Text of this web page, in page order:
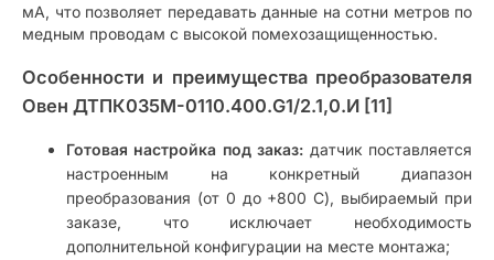
мА, что позволяет передавать данные на сотни метров по
медным проводам с высокой помехозащищенностью.
Особенности и преимущества преобразователя
Овен ДТПК035М-0110.400.G1/2.1,0.И [11]
Готовая настройка под заказ: датчик поставляется
настроенным на конкретный диапазон
преобразования (от 0 до +800 C), выбираемый при
заказе, что исключает необходимость
дополнительной конфигурации на месте монтажа;